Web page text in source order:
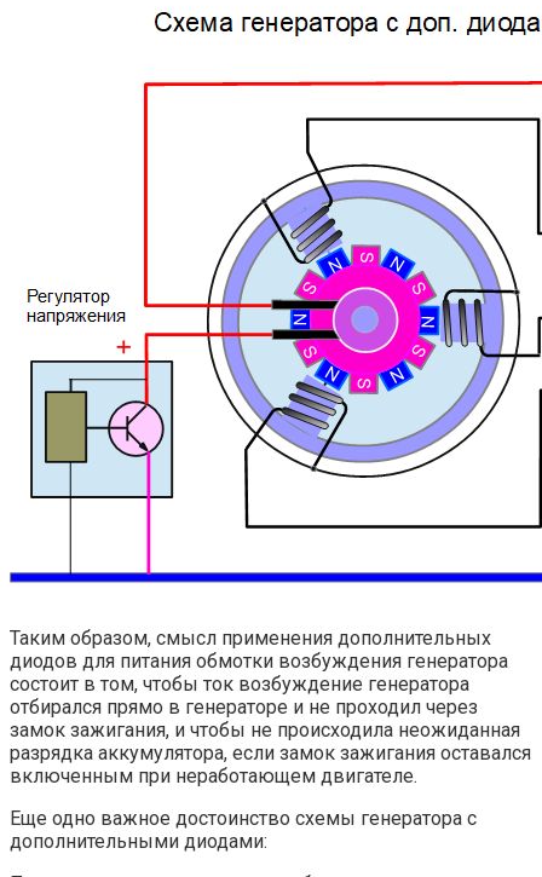
Таким образом, смысл применения дополнительных
диодов для питания обмотки возбуждения генератора
состоит в том, чтобы ток возбуждение генератора
отбирался прямо в генераторе и не проходил через
замок зажигания, и чтобы не происходила неожиданная
разрядка аккумулятора, если замок зажигания оставался
включенным при неработающем двигателе.
Еще одно важное достоинство схемы генератора с
дополнительными диодами: